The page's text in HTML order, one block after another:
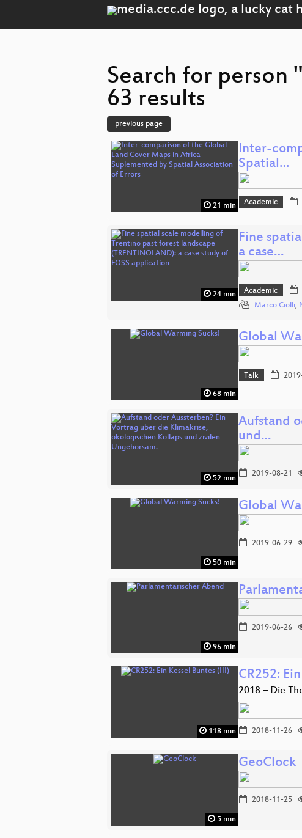
Search for
63 results
previous page
21 min
Inter-
Spatial…
Academic
24 min
Fine
a case…
Academic
Marco Ciolli,
68 min
Global
Talk
52 min
Aufstand
und…
2019-08-21
50 min
Global
2019-06-29
96 min
2019-06-26
118 min
CR252:
2018 – Die
2018-11-26
5 min
GeoClock
2018-11-25